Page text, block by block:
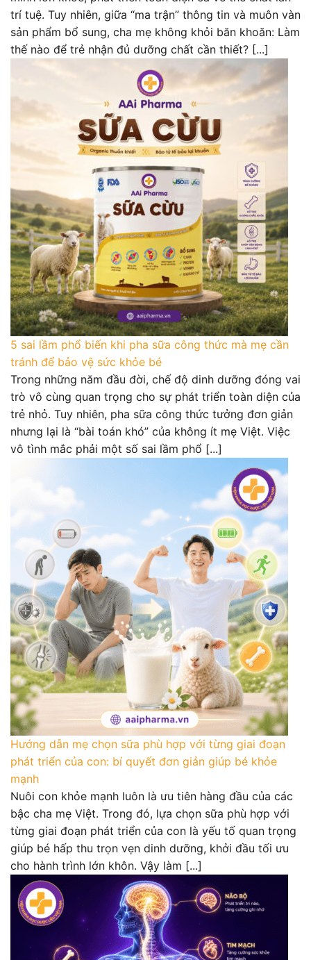
trí tuệ. Tuy nhiên, giữa “ma trận” thông tin và muôn vàn
sản phẩm bổ sung, cha mẹ không khỏi băn khoăn: Làm
thế nào để trẻ nhận đủ dưỡng chất cần thiết? [...]
5 sai lầm phổ biến khi pha sữa công thức mà mẹ cần
tránh để bảo vệ sức khỏe bé
Trong những năm đầu đời, chế độ dinh dưỡng đóng vai
trò vô cùng quan trọng cho sự phát triển toàn diện của
trẻ nhỏ. Tuy nhiên, pha sữa công thức tưởng đơn giản
nhưng lại là “bài toán khó” của không ít mẹ Việt. Việc
vô tình mắc phải một số sai lầm phổ [...]
Hướng dẫn mẹ chọn sữa phù hợp với từng giai đoạn
phát triển của con: bí quyết đơn giản giúp bé khỏe
mạnh
Nuôi con khỏe mạnh luôn là ưu tiên hàng đầu của các
bậc cha mẹ Việt. Trong đó, lựa chọn sữa phù hợp với
từng giai đoạn phát triển của con là yếu tố quan trọng
giúp bé hấp thu trọn vẹn dinh dưỡng, khởi đầu tối ưu
cho hành trình lớn khôn. Vậy làm [...]